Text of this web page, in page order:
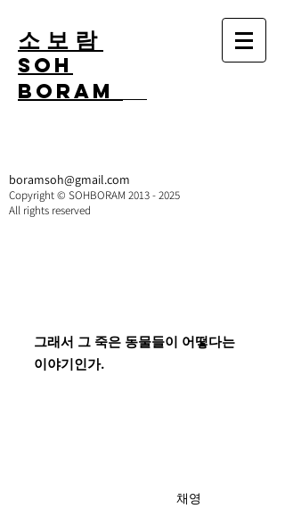
소 보 람
SOH
BORAM
boramsoh@gmail.com
​Copyright © SOHBORAM 2013 - 2025
All rights reserved
그래서 그 죽은 동물들이 어떻다는
이야기인가.
채영